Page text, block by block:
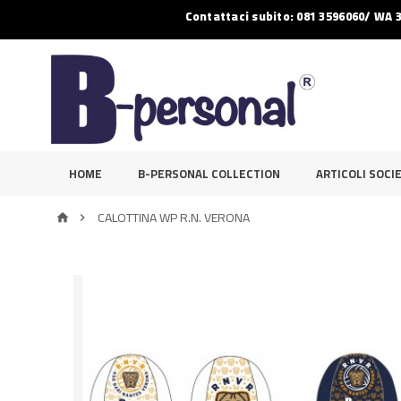
Contattaci subito: 081 3596060/ WA
HOME B-PERSONAL COLLECTION ARTICOLI
  CALOTTINA WP R.N. VERONA